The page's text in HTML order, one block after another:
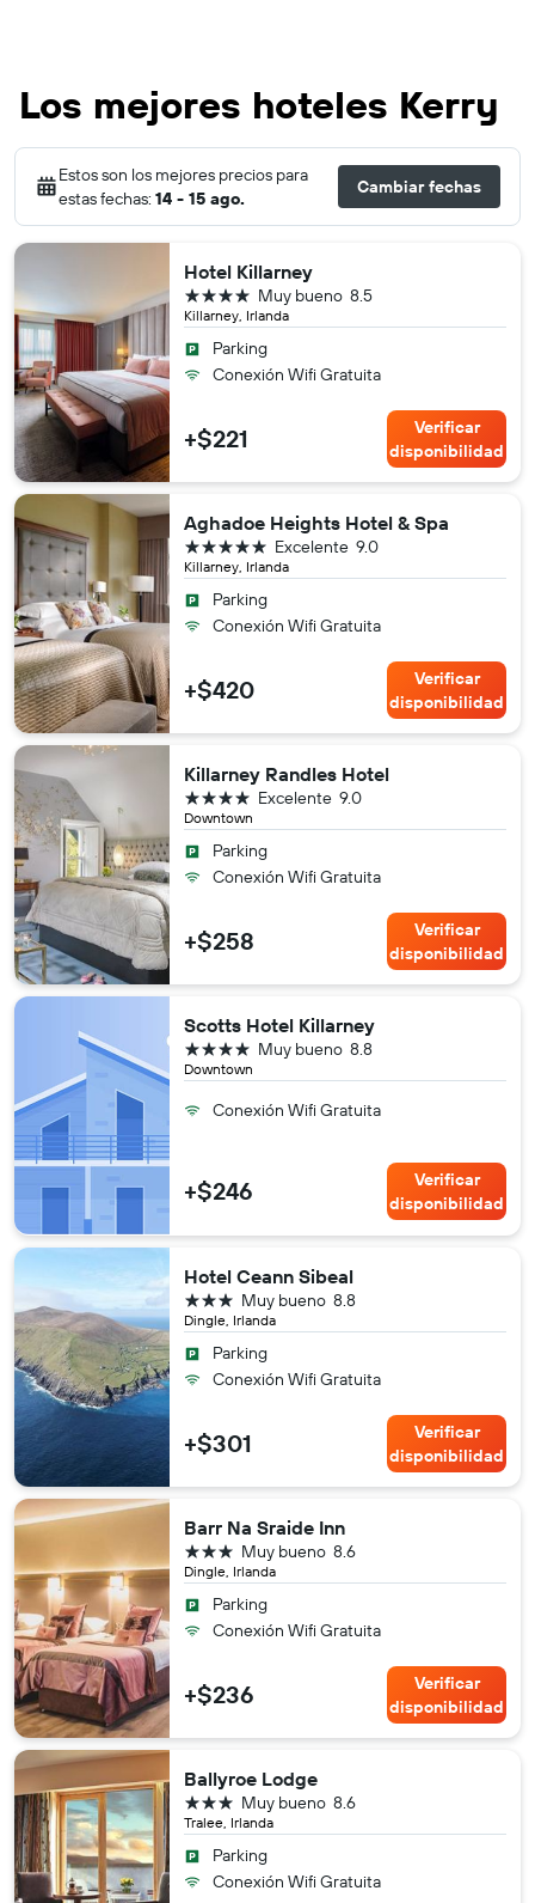
Los mejores hoteles Kerry
Estos son los mejores precios para
estas fechas: 14 - 15 ago.
Cambiar fechas
Hotel Killarney
Killarney, Irlanda
8.5
Muy bueno
4 estrellas
Parking
Conexión Wifi Gratuita
+$221
Verificar
disponibilidad
Aghadoe Heights Hotel & Spa
Killarney, Irlanda
9.0
Excelente
5 estrellas
Parking
Conexión Wifi Gratuita
+$420
Verificar
disponibilidad
Killarney Randles Hotel
Downtown
9.0
Excelente
4 estrellas
Parking
Conexión Wifi Gratuita
+$258
Verificar
disponibilidad
Scotts Hotel Killarney
Downtown
8.8
Muy bueno
4 estrellas
Conexión Wifi Gratuita
+$246
Verificar
disponibilidad
Hotel Ceann Sibeal
Dingle, Irlanda
8.8
Muy bueno
3 estrellas
Parking
Conexión Wifi Gratuita
+$301
Verificar
disponibilidad
Barr Na Sraide Inn
Dingle, Irlanda
8.6
Muy bueno
3 estrellas
Parking
Conexión Wifi Gratuita
+$236
Verificar
disponibilidad
Ballyroe Lodge
Tralee, Irlanda
8.6
Muy bueno
3 estrellas
Parking
Conexión Wifi Gratuita